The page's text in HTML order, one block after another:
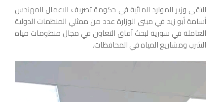
التقى وزير الموارد المائية في حكومة تصريف الاعمال المهندس
أسامة أبو زيد في مبنى الوزارة عدد من ممثلي المنظمات الدولية
العاملة في سورية لبحث آفاق التعاون في مجال منظومات مياه
الشرب ومشاريع المياه في المحافظات.